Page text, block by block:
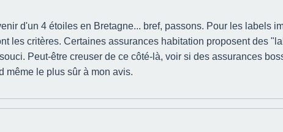
d'un 4 étoiles en Bretagne... bref, passons. Pour les labels
les critères. Certaines assurances habitation proposent des
Peut-être creuser de ce côté-là, voir si des assurances
même le plus sûr à mon avis.